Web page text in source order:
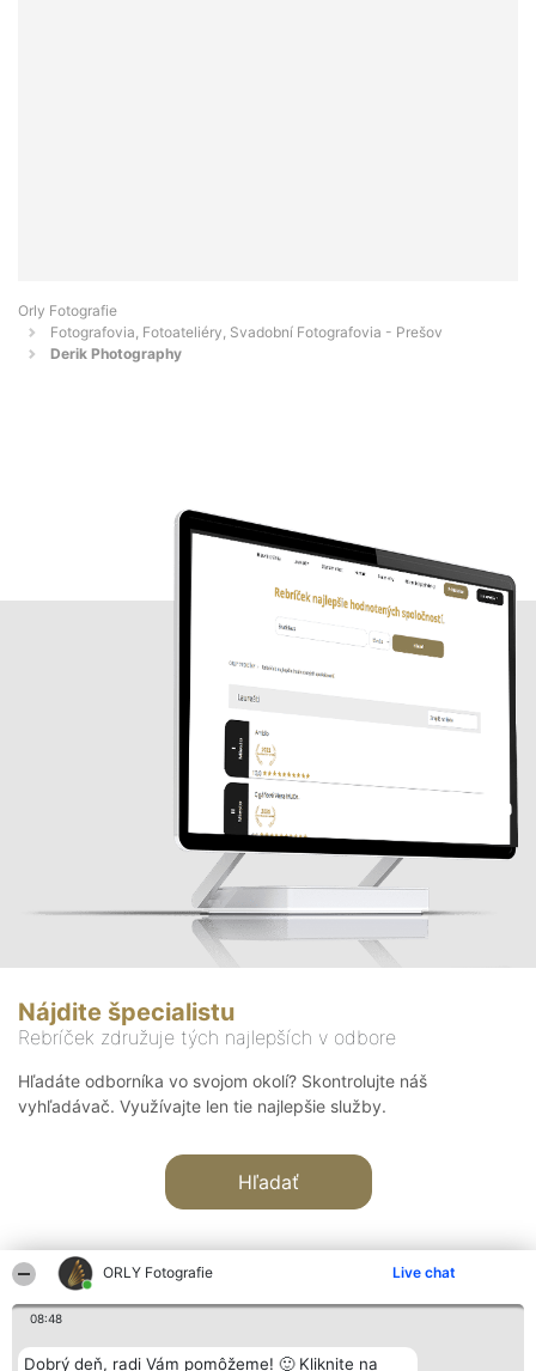
ORLY Fotografie Live chat
08:48
Dobrý deň, radi Vám pomôžeme! 🙂 Kliknite na
Orly Fotografie
Fotografovia, Fotoateliéry, Svadobní Fotografovia - Prešov
Derik Photography
Nájdite špecialistu
Rebríček združuje tých najlepších v odbore
Hľadáte odborníka vo svojom okolí? Skontrolujte náš
vyhľadávač. Využívajte len tie najlepšie služby.
Hľadať
Organizátor hodnotenia Hodnotenie Kontakt